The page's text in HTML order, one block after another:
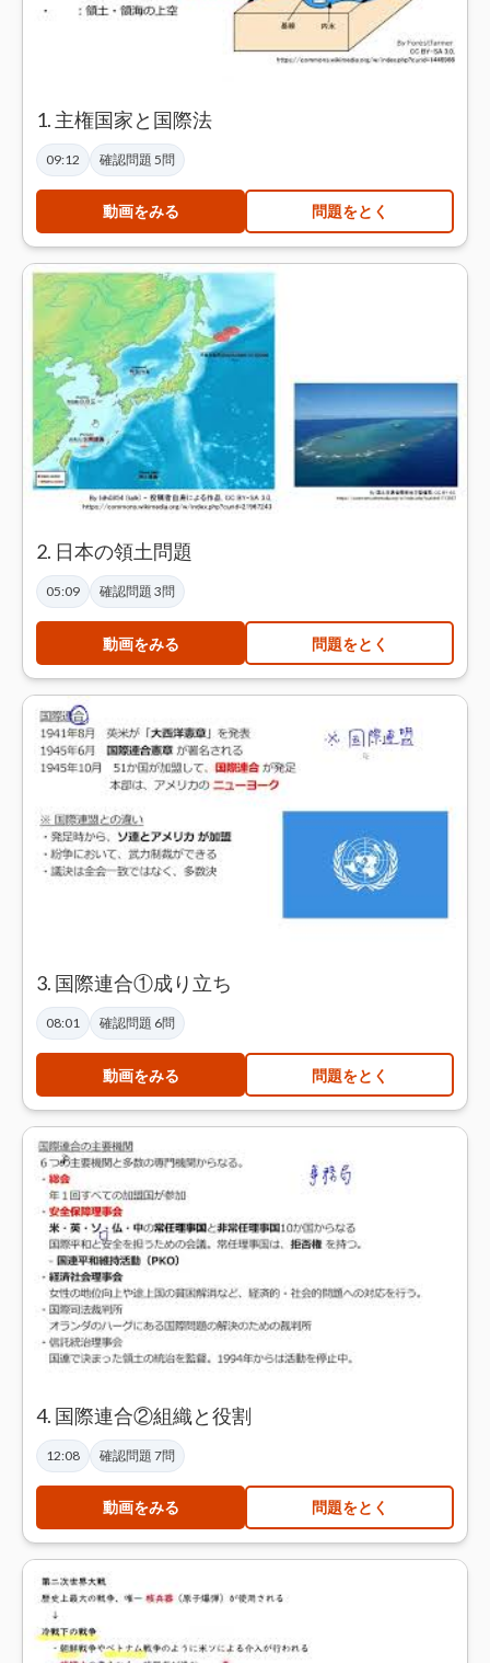
1. 主権国家と国際法
09:12 確認問題 5問
動画をみる 問題をとく
2. 日本の領土問題
05:09 確認問題 3問
動画をみる 問題をとく
3. 国際連合①成り立ち
08:01 確認問題 6問
動画をみる 問題をとく
4. 国際連合②組織と役割
12:08 確認問題 7問
動画をみる 問題をとく